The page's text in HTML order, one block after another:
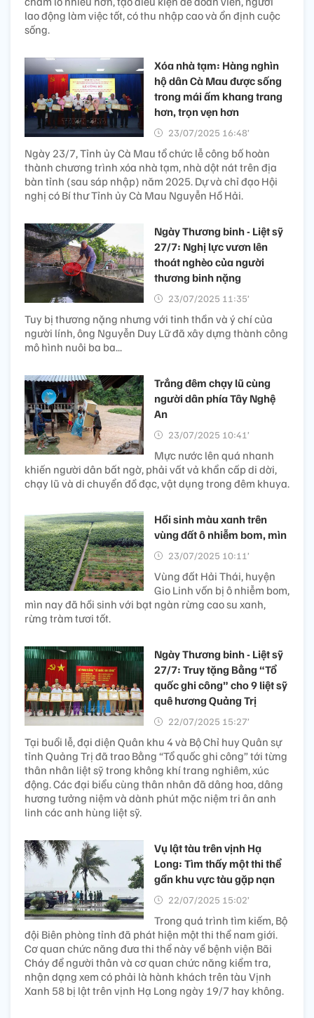
lao động làm việc tốt, có thu nhập cao và ổn định cuộc
sống.
Xóa nhà tạm: Hàng nghìn
hộ dân Cà Mau được sống
trong mái ấm khang trang
hơn, trọn vẹn hơn
23/07/2025 16:48’
Ngày 23/7, Tỉnh ủy Cà Mau tổ chức lễ công bố hoàn
thành chương trình xóa nhà tạm, nhà dột nát trên địa
bàn tỉnh (sau sáp nhập) năm 2025. Dự và chỉ đạo Hội
nghị có Bí thư Tỉnh ủy Cà Mau Nguyễn Hồ Hải.
Ngày Thương binh - Liệt sỹ
27/7: Nghị lực vươn lên
thoát nghèo của người
thương binh nặng
23/07/2025 11:35’
Tuy bị thương nặng nhưng với tinh thần và ý chí của
người lính, ông Nguyễn Duy Lữ đã xây dựng thành công
mô hình nuôi ba ba...
Trắng đêm chạy lũ cùng
người dân phía Tây Nghệ
An
23/07/2025 10:41’
Mực nước lên quá nhanh
khiến người dân bất ngờ, phải vất vả khẩn cấp di dời,
chạy lũ và di chuyển đồ đạc, vật dụng trong đêm khuya.
Hồi sinh màu xanh trên
vùng đất ô nhiễm bom, mìn
23/07/2025 10:11’
Vùng đất Hải Thái, huyện
Gio Linh vốn bị ô nhiễm bom,
mìn nay đã hồi sinh với bạt ngàn rừng cao su xanh,
rừng tràm tươi tốt.
Ngày Thương binh - Liệt sỹ
27/7: Truy tặng Bằng “Tổ
quốc ghi công” cho 9 liệt sỹ
quê hương Quảng Trị
22/07/2025 15:27’
Tại buổi lễ, đại diện Quân khu 4 và Bộ Chỉ huy Quân sự
tỉnh Quảng Trị đã trao Bằng “Tổ quốc ghi công” tới từng
thân nhân liệt sỹ trong không khí trang nghiêm, xúc
động. Các đại biểu cùng thân nhân đã dâng hoa, dâng
hương tưởng niệm và dành phút mặc niệm tri ân anh
linh các anh hùng liệt sỹ.
Vụ lật tàu trên vịnh Hạ
Long: Tìm thấy một thi thể
gần khu vực tàu gặp nạn
22/07/2025 15:02’
Trong quá trình tìm kiếm, Bộ
đội Biên phòng tỉnh đã phát hiện một thi thể nam giới.
Cơ quan chức năng đưa thi thể này về bệnh viện Bãi
Cháy để người thân và cơ quan chức năng kiểm tra,
nhận dạng xem có phải là hành khách trên tàu Vịnh
Xanh 58 bị lật trên vịnh Hạ Long ngày 19/7 hay không.